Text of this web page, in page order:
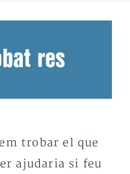
res
trobar el que
ajudaria si feu